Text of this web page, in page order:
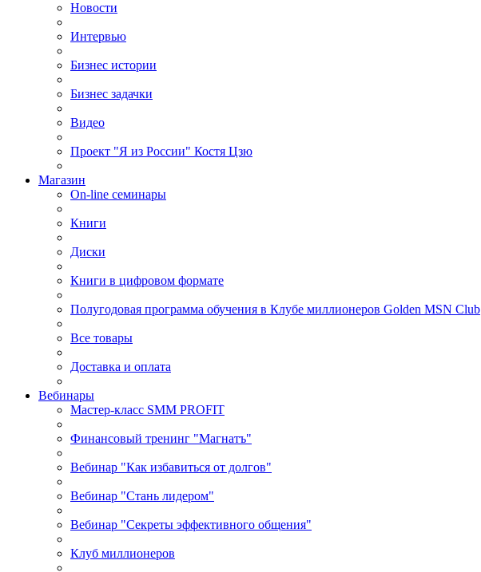
Новости
Интервью
Бизнес истории
Бизнес задачки
Видео
Проект "Я из России" Костя Цзю
Магазин
On-line семинары
Книги
Диски
Книги в цифровом формате
Полугодовая программа обучения в Клубе миллионеров Golden MSN Club
Все товары
Доставка и оплата
Вебинары
Мастер-класс SMM PROFIT
Финансовый тренинг "Магнатъ"
Вебинар "Как избавиться от долгов"
Вебинар "Стань лидером"
Вебинар "Секреты эффективного общения"
Клуб миллионеров